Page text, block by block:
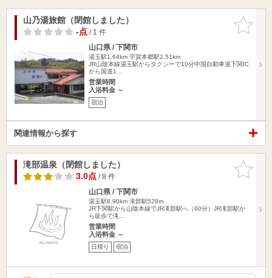
お気に入
りに追加
山乃湯旅館（閉館しました）
-点/ 1 件
山口県 / 下関市
湯玉駅1.64km 宇賀本郷駅2.51km
JR山陰本線湯玉駅からタクシーで10分中国自動車道下関IC
から国道1…
営業時間
入浴料金 ～
宿泊
関連情報から探す
お気に入
りに追加
滝部温泉（閉館しました）
3.0点/ 8 件
山口県 / 下関市
湯玉駅8.90km 滝部駅528m
JR下関駅から山陰本線でJR滝部駅へ（60分）JR滝部駅か
ら徒歩で滝…
営業時間
入浴料金 ～
日帰り 宿泊